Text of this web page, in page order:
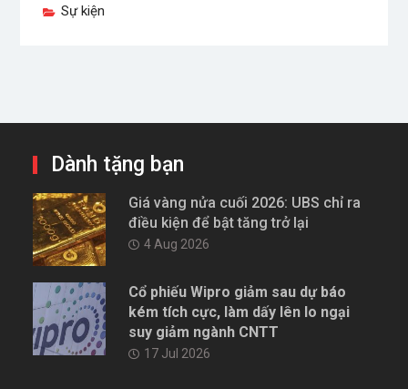
Sự kiện
Dành tặng bạn
Giá vàng nửa cuối 2026: UBS chỉ ra
điều kiện để bật tăng trở lại
4 Aug 2026
Cổ phiếu Wipro giảm sau dự báo
kém tích cực, làm dấy lên lo ngại
suy giảm ngành CNTT
17 Jul 2026